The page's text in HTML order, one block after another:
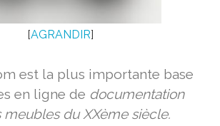
[AGRANDIR]
est la plus importante base
en ligne de documentation
meubles du XXème siècle.